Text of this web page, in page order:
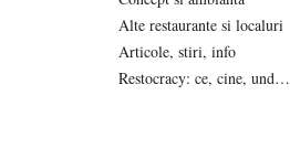
Alte restaurante si localuri
Articole, stiri, info
Restocracy: ce, cine, unde...